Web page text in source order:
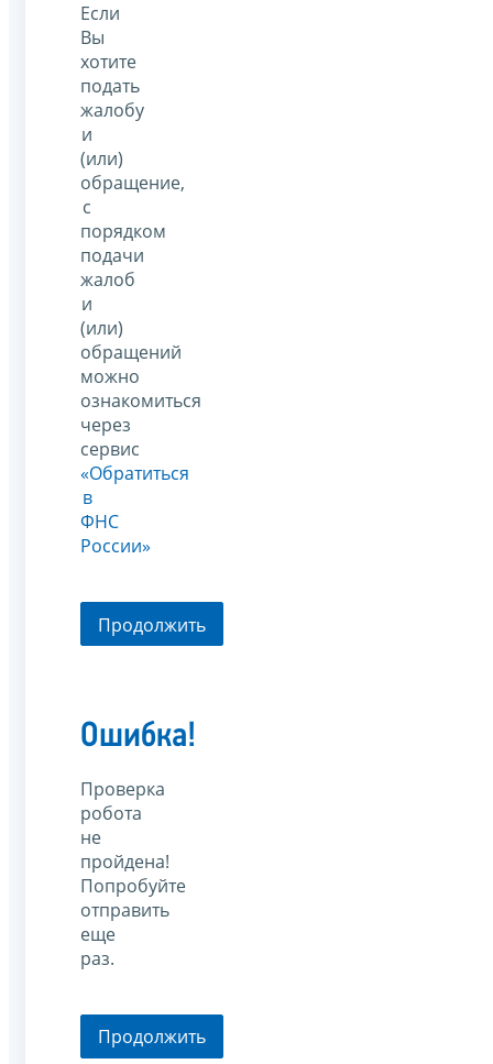
Если
Вы
хотите
подать
жалобу
и
(или)
обращение,
с
порядком
подачи
жалоб
и
(или)
обращений
можно
ознакомиться
через
сервис
«Обратиться
в
ФНС
России»
Продолжить
Ошибка!
Проверка
робота
не
пройдена!
Попробуйте
отправить
еще
раз.
Продолжить